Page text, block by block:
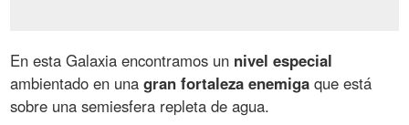
En esta Galaxia encontramos un nivel especial
ambientado en unagran fortaleza enemiga que está
sobre una semiesfera repleta de agua.